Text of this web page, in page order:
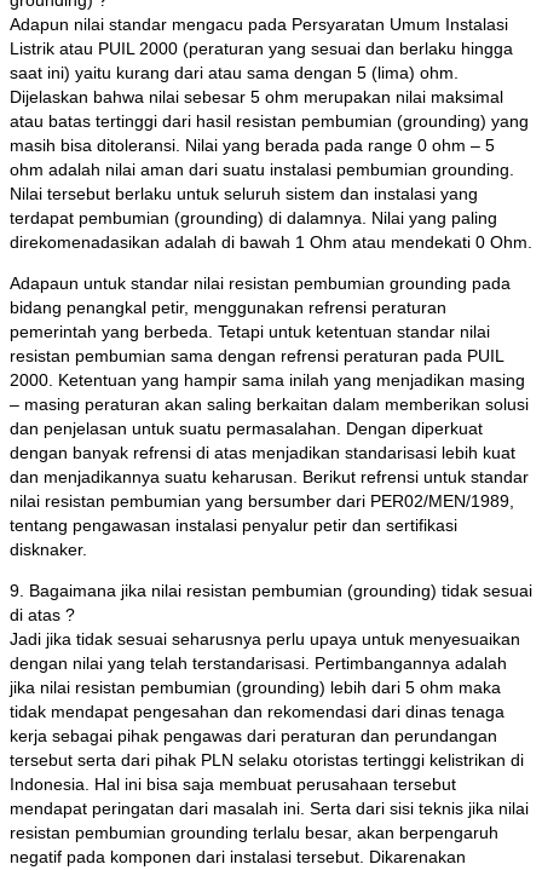
Adapun nilai standar mengacu pada Persyaratan Umum Instalasi
Listrik atau PUIL 2000 (peraturan yang sesuai dan berlaku hingga
saat ini) yaitu kurang dari atau sama dengan 5 (lima) ohm.
Dijelaskan bahwa nilai sebesar 5 ohm merupakan nilai maksimal
atau batas tertinggi dari hasil resistan pembumian (grounding) yang
masih bisa ditoleransi. Nilai yang berada pada range 0 ohm – 5
ohm adalah nilai aman dari suatu instalasi pembumian grounding.
Nilai tersebut berlaku untuk seluruh sistem dan instalasi yang
terdapat pembumian (grounding) di dalamnya. Nilai yang paling
direkomenadasikan adalah di bawah 1 Ohm atau mendekati 0 Ohm.
Adapaun untuk standar nilai resistan pembumian grounding pada
bidang penangkal petir, menggunakan refrensi peraturan
pemerintah yang berbeda. Tetapi untuk ketentuan standar nilai
resistan pembumian sama dengan refrensi peraturan pada PUIL
2000. Ketentuan yang hampir sama inilah yang menjadikan masing
– masing peraturan akan saling berkaitan dalam memberikan solusi
dan penjelasan untuk suatu permasalahan. Dengan diperkuat
dengan banyak refrensi di atas menjadikan standarisasi lebih kuat
dan menjadikannya suatu keharusan. Berikut refrensi untuk standar
nilai resistan pembumian yang bersumber dari PER02/MEN/1989,
tentang pengawasan instalasi penyalur petir dan sertifikasi
disknaker.
9. Bagaimana jika nilai resistan pembumian (grounding) tidak sesuai
di atas ?
Jadi jika tidak sesuai seharusnya perlu upaya untuk menyesuaikan
dengan nilai yang telah terstandarisasi. Pertimbangannya adalah
jika nilai resistan pembumian (grounding) lebih dari 5 ohm maka
tidak mendapat pengesahan dan rekomendasi dari dinas tenaga
kerja sebagai pihak pengawas dari peraturan dan perundangan
tersebut serta dari pihak PLN selaku otoristas tertinggi kelistrikan di
Indonesia. Hal ini bisa saja membuat perusahaan tersebut
mendapat peringatan dari masalah ini. Serta dari sisi teknis jika nilai
resistan pembumian grounding terlalu besar, akan berpengaruh
negatif pada komponen dari instalasi tersebut. Dikarenakan